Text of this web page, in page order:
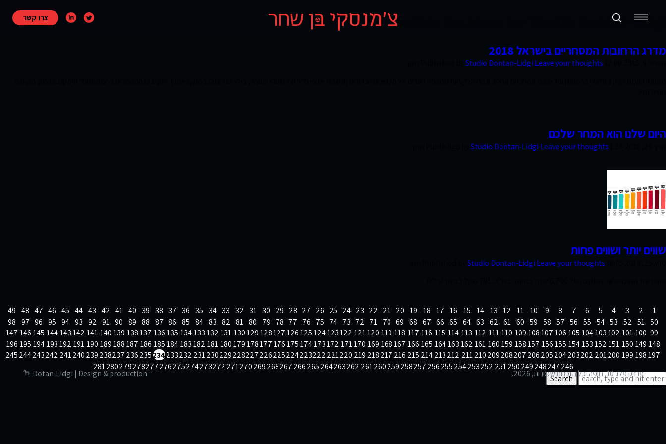
נדל״ן מניב ומגורים
פרסומים
אודות החברה
צרו קשר Author Archives for Studio Dontan-Lidgi
מדרג הרחובות המסחריים בישראל 2018
Studio Dontan-Lidgi Leave your thoughts
היום שלנו הוא המחר שלכם
Studio Dontan-Lidgi Leave your thoughts
שווים יותר ושווים פחות
Studio Dontan-Lidgi Leave your thoughts
1
2
3
4
5
6
7
8
9
10
11
12
13
14
15
16
17
18
19
20
21
22
23
24
25
26
27
28
29
30
31
32
33
34
35
36
37
38
39
40
41
42
43
44
45
46
47
48
49
50
51
52
53
54
55
56
57
58
59
60
61
62
63
64
65
66
67
68
69
70
71
72
73
74
75
76
77
78
79
80
81
82
83
84
85
86
87
88
89
90
91
92
93
94
95
96
97
98
99
100
101
102
103
104
105
106
107
108
109
110
111
112
113
114
115
116
117
118
119
120
121
122
123
124
125
126
127
128
129
130
131
132
133
134
135
136
137
138
139
140
141
142
143
144
145
146
147
148
149
150
151
152
153
154
155
156
157
158
159
160
161
162
163
164
165
166
167
168
169
170
171
172
173
174
175
176
177
178
179
180
181
182
183
184
185
186
187
188
189
190
191
192
193
194
195
196
197
198
199
200
201
202
203
204
205
206
207
208
209
210
211
212
213
214
215
216
217
218
219
220
221
222
223
224
225
226
227
228
229
230
231
232
233
234
235
236
237
238
239
240
241
242
243
244
245
246
247
248
249
250
251
252
253
254
255
256
257
258
259
260
261
262
263
264
265
266
267
268
269
270
271
272
273
274
275
276
277
278
279
280
281
Search
פרנק פלג 10, חיפה. כל הזכויות שמורות, 2026.
Dotan-Lidgi | Design & production